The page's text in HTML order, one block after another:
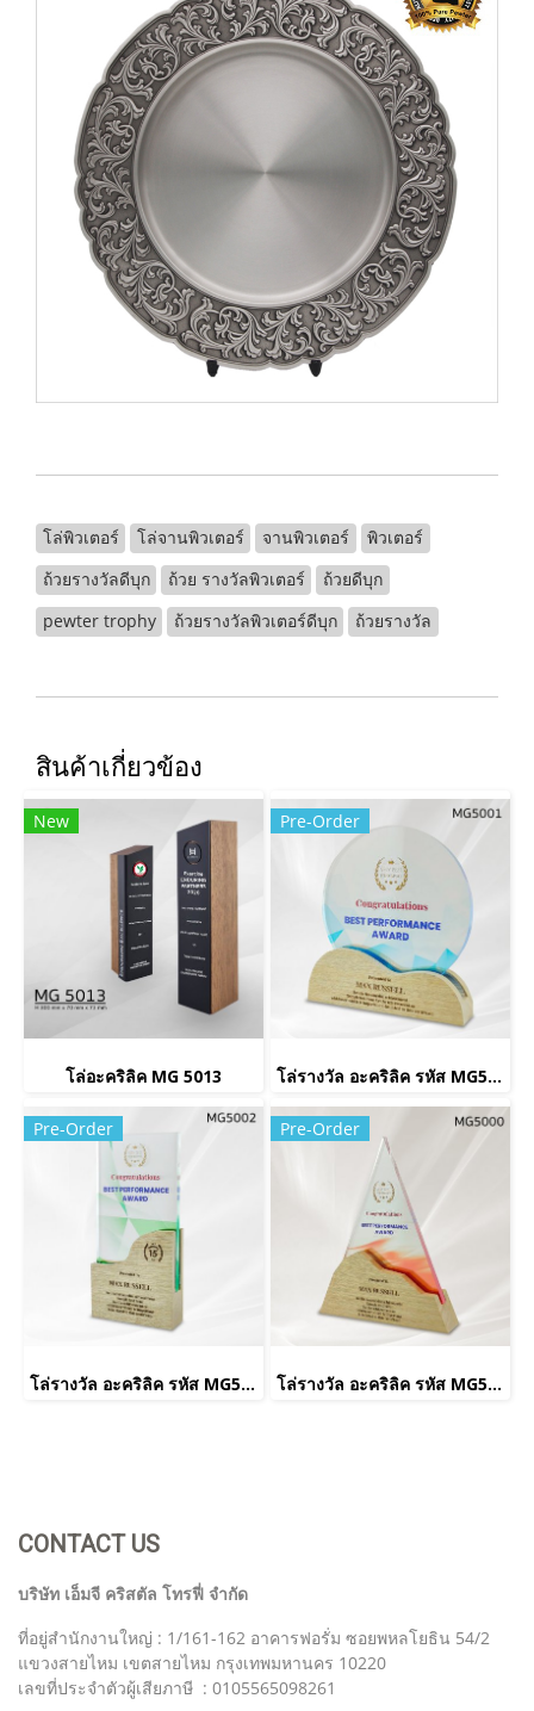
โล่พิวเตอร์ โล่จานพิวเตอร์ จานพิวเตอร์
พิวเตอร์
ถ้วยรางวัลดีบุก
ถ้วย รางวัลพิวเตอร์
ถ้วยดีบุก
pewter trophy
ถ้วยรางวัลพิวเตอร์ดีบุก ถ้วยรางวัล
สินค้าเกี่ยวข้อง
New
โล่อะคริลิค MG 5013
Pre-Order
โล่รางวัล อะคริลิค รหัส MG5001
Pre-Order
โล่รางวัล อะคริลิค รหัส MG5002
Pre-Order
โล่รางวัล อะคริลิค รหัส MG5000
CONTACT US
บริษัท เอ็มจี คริสตัล โทรฟี่ จำกัด
ที่อยู่สำนักงานใหญ่ : 1/161-162 อาคารฟอรั่ม ซอยพหลโยธิน 54/2
แขวงสายไหม เขตสายไหม กรุงเทพมหานคร 10220
เลขที่ประจำตัวผู้เสียภาษี : 0105565098261